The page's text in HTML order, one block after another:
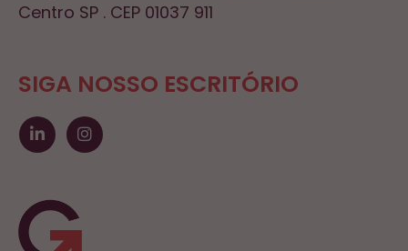
Centro SP . CEP 01037 911
SIGA NOSSO ESCRITÓRIO